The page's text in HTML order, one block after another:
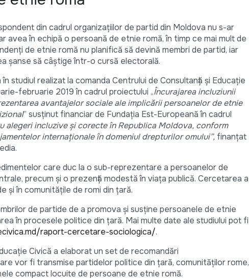
din cadrul organizațiilor de partid din Moldova nu s-ar
avea în echipă o persoană de etnie romă, în timp ce mai mult de
de etnie romă nu planifică să devină membri de partid, iar
șanse să câștige într-o cursă electorală.
studiul realizat la comanda Centrului de Consultanță și Educație
februarie 2019 în cadrul proiectului „Încurajarea incluziunii
avantajelor sociale ale implicării persoanelor de etnie
” susţinut financiar de Fundaţia Est-Europeană în cadrul
alegeri incluzive și corecte în Republica Moldova, conform
internaționale în domeniul drepturilor omului”, finanţat
care duc la o sub-reprezentare a persoanelor de
precum și o prezență modestă în viața publică. Cercetarea a
și în comunitățile de romi din țară.
de partide de a promova și susține persoanele de etnie
în procesele politice din țară. Mai multe date ale studiului pot fi
raport-cercetare-sociologica/.
Civică a elaborat un set de recomandări
vor fi transmise partidelor politice din țară, comunităților rome,
compact locuite de persoane de etnie romă.